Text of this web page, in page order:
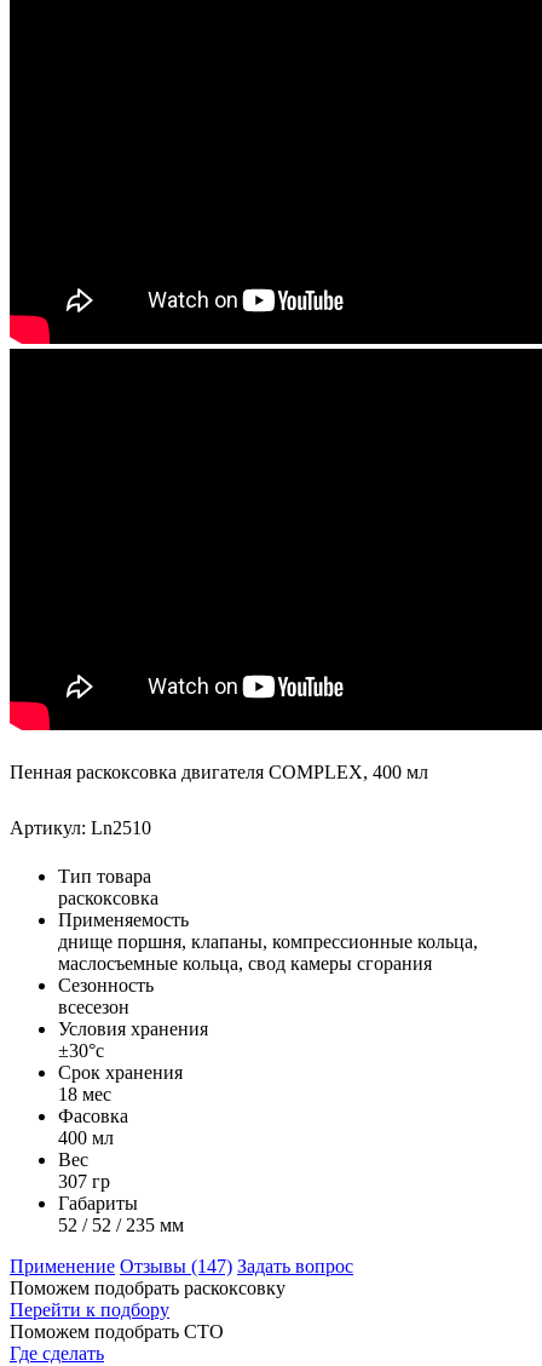
Пенная раскоксовка двигателя COMPLEX, 400 мл
Артикул: Ln2510
Тип товара
раскоксовка
Применяемость
днище поршня, клапаны, компрессионные кольца,
маслосъемные кольца, свод камеры сгорания
Сезонность
всесезон
Условия хранения
±30°с
Срок хранения
18 мес
Фасовка
400 мл
Вес
307 гр
Габариты
52 / 52 / 235 мм
Применение Отзывы (147) Задать вопрос
Поможем подобрать раскоксовку
Перейти к подбору
Поможем подобрать СТО
Где сделать